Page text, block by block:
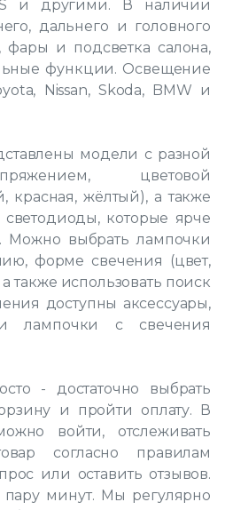
и другими. В наличии
дальнего и головного
фары и подсветка салона,
функции. Освещение
Nissan, Skoda, BMW и
модели с разной
цветовой
красная, жёлтый), а также
которые ярче
Можно выбрать лампочки
форме свечения (цвет,
также использовать поиск
доступны аксессуары,
лампочки с свечения
- достаточно выбрать
и пройти оплату. В
войти, отслеживать
согласно правилам
или оставить отзывов.
пару минут. Мы регулярно